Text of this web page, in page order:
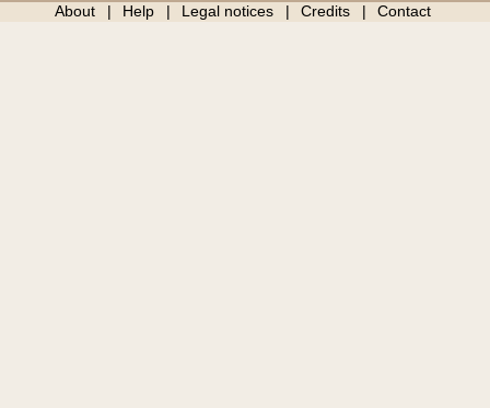
About Help Legal notices Credits Contact